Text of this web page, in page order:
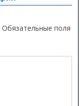
Обязательные поля